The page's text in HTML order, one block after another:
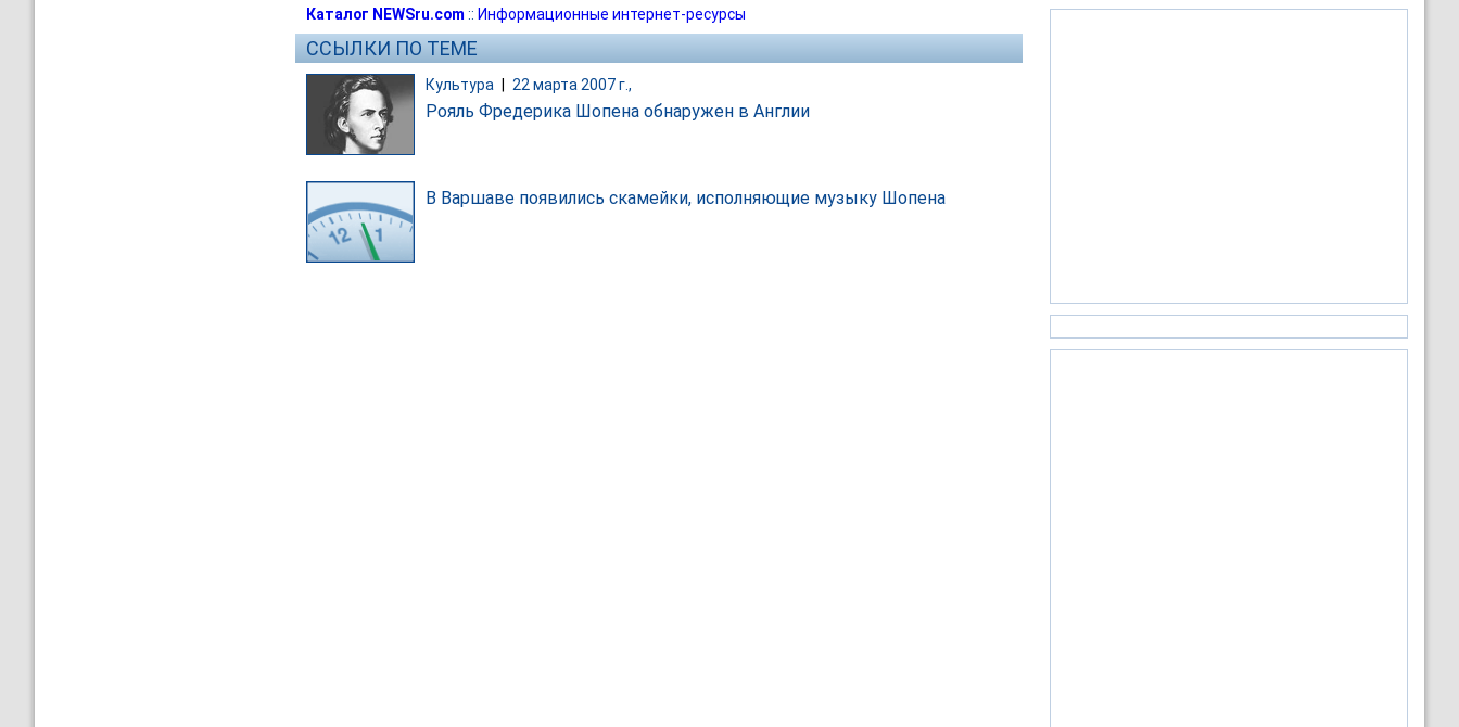
Каталог NEWSru.com :: Информационные интернет-ресурсы
ССЫЛКИ ПО ТЕМЕ
Культура 22 марта 2007 г.,
Рояль Фредерика Шопена обнаружен в Англии
В Варшаве появились скамейки, исполняющие музыку Шопена